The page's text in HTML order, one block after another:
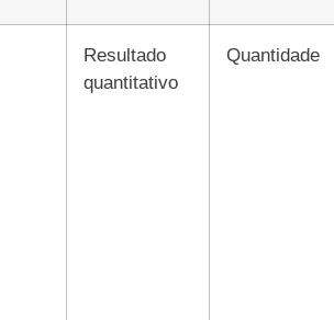
Resultado
quantitativo
Quantidade